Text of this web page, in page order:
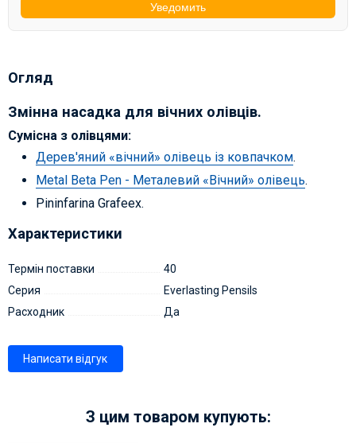
Уведомить
Огляд
Змінна насадка для вічних олівців.
Сумісна з олівцями:
Дерев'яний «вічний» олівець із ковпачком.
Metal Beta Pen - Металевий «Вічний» олівець.
Pininfarina Grafeex.
Характеристики
Термін поставки
40
Серия
Everlasting Pensils
Расходник
Да
Написати відгук
З цим товаром купують: